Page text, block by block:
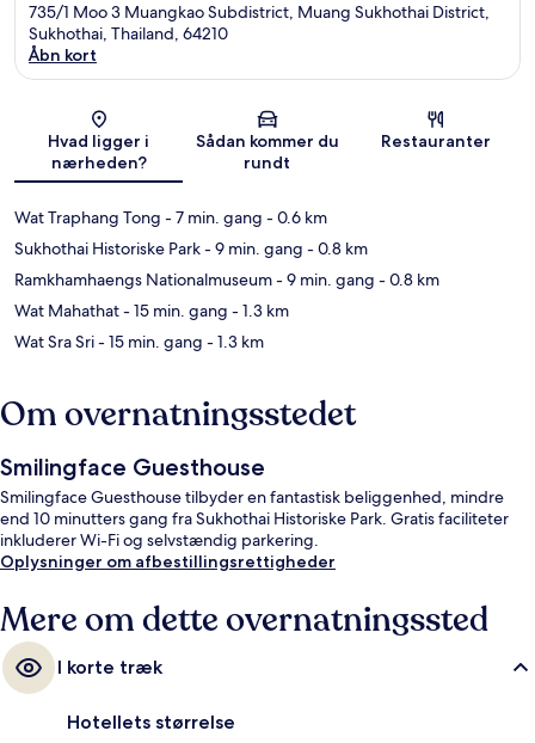
735/1 Moo 3 Muangkao Subdistrict, Muang Sukhothai District,
Sukhothai, Thailand, 64210
Åbn kort
Hvad ligger i
nærheden?
Sådan kommer du
rundt
Restauranter
Wat Traphang Tong - 7 min. gang - 0.6 km
Sukhothai Historiske Park- 9 min. gang - 0.8 km
Ramkhamhaengs Nationalmuseum- 9 min. gang - 0.8 km
Wat Mahathat- 15 min. gang - 1.3 km
Wat Sra Sri- 15 min. gang - 1.3 km
Om overnatningsstedet
Smilingface Guesthouse
Smilingface Guesthouse tilbyder en fantastisk beliggenhed, mindre
end 10 minutters gang fra Sukhothai Historiske Park. Gratis faciliteter
inkluderer Wi-Fi og selvstændig parkering.
Oplysninger om afbestillingsrettigheder
Mere om dette overnatningssted
I korte træk
Hotellets størrelse